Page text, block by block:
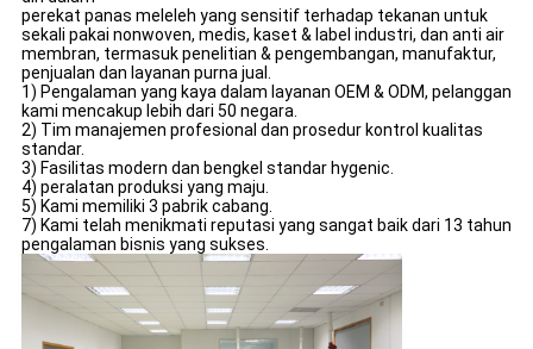
perekat panas meleleh yang sensitif terhadap tekanan untuk
sekali pakai nonwoven, medis, kaset & label industri, dan anti air
membran, termasuk penelitian & pengembangan, manufaktur,
penjualan dan layanan purna jual.
1) Pengalaman yang kaya dalam layanan OEM & ODM, pelanggan
kami mencakup lebih dari 50 negara.
2) Tim manajemen profesional dan prosedur kontrol kualitas
standar.
3) Fasilitas modern dan bengkel standar hygenic.
4) peralatan produksi yang maju.
5) Kami memiliki 3 pabrik cabang.
7) Kami telah menikmati reputasi yang sangat baik dari 13 tahun
pengalaman bisnis yang sukses.